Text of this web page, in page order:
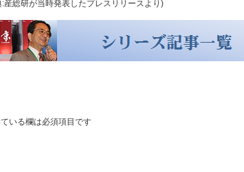
総研が当時発表したプレスリリースより)
いる欄は必須項目です